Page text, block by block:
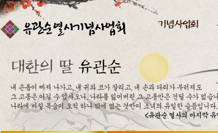
주메뉴바로가기
본문바로가기